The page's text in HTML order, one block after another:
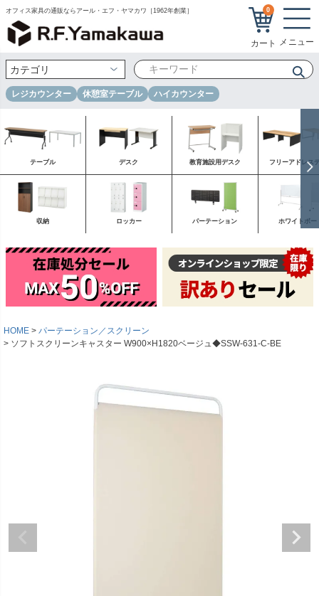
オフィス家具の通販ならアール・エフ・ヤマカワ［1962年創業］ 0
レジカウンター 休憩室テーブル ハイカウンター
テーブル デスク 教育施設用デスク フリーアドレス
収納 ロッカー パーテーション ホワイトボー
HOME
パーテーション／スクリーン
ソフトスクリーンキャスター W900×H1820ベージュ◆SSW-631-C-BE